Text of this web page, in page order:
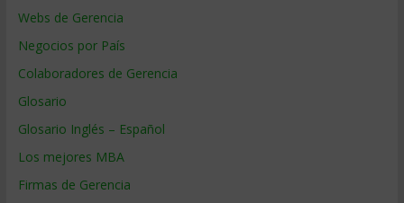
Webs de Gerencia
Negocios por País
Colaboradores de Gerencia
Glosario
Glosario Inglés – Español
Los mejores MBA
Firmas de Gerencia